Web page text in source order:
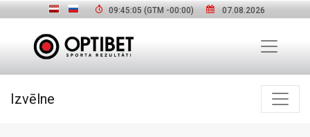
09:45:06 (GTM -00:00) 07.08.2026
Izvēlne